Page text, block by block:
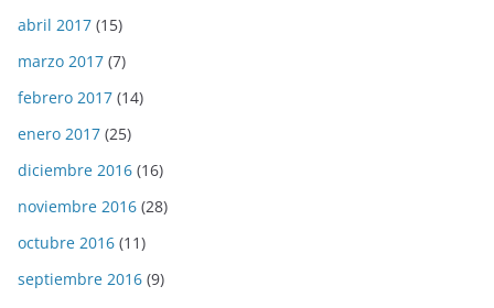
abril 2017 (15)
marzo 2017 (7)
febrero 2017 (14)
enero 2017 (25)
diciembre 2016 (16)
noviembre 2016 (28)
octubre 2016 (11)
septiembre 2016 (9)